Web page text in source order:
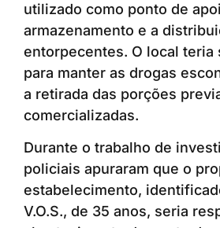
utilizado como ponto de
armazenamento e a
entorpecentes. O local teria
para manter as drogas
a retirada das porções
comercializadas.
Durante o trabalho de
policiais apuraram que o
estabelecimento,
V.O.S., de 35 anos, seria